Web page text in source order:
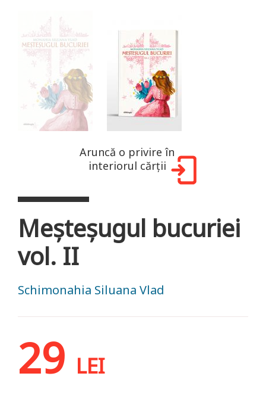
Aruncă o privire în
interiorul cărții
Meşteşugul bucuriei
vol. II
Schimonahia Siluana Vlad
29 LEI